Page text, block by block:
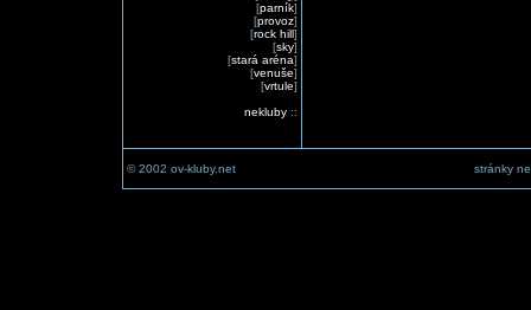
[parník]
[provoz]
[rock hill]
[sky]
[stará aréna]
[venuše]
[vrtule]
nekluby::
© 2002 ov-kluby.net stránky